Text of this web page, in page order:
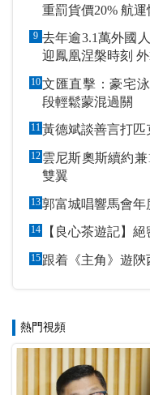
重罰貨
9 去年逾3.1萬外國人申請
迎
10文匯直擊：豪宅
段輕鬆蒙混過關
11黃德斌談善言打匹
12 雲尼斯奧斯續約兼1.4億
雙翼
13郭富城唱響馬會年
14 【良心茶遊記】
15
熱門視頻